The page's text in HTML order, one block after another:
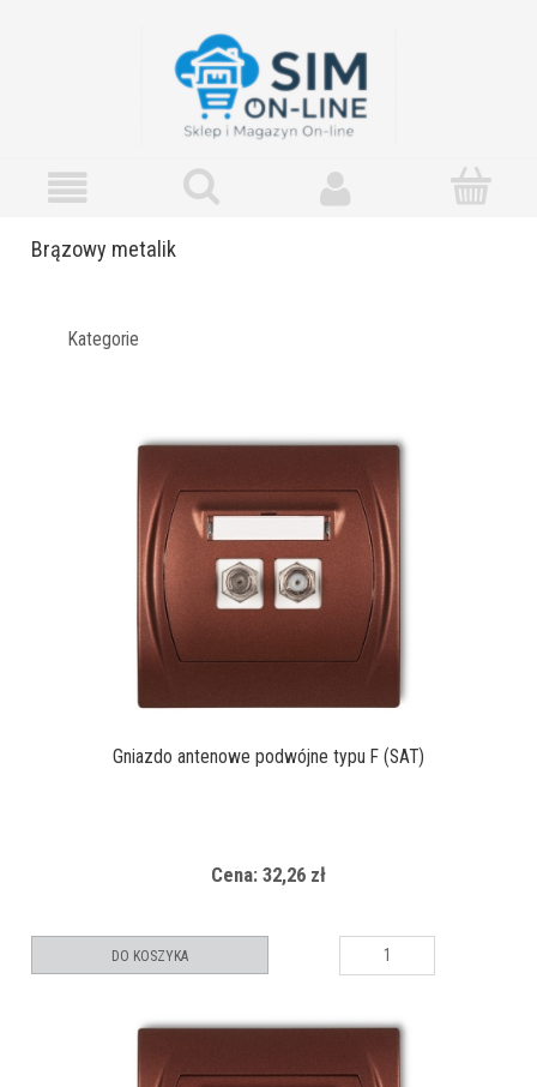
Brązowy metalik
Kategorie
Gniazdo antenowe podwójne typu F (SAT)
Cena: 32,26 zł
DO KOSZYKA